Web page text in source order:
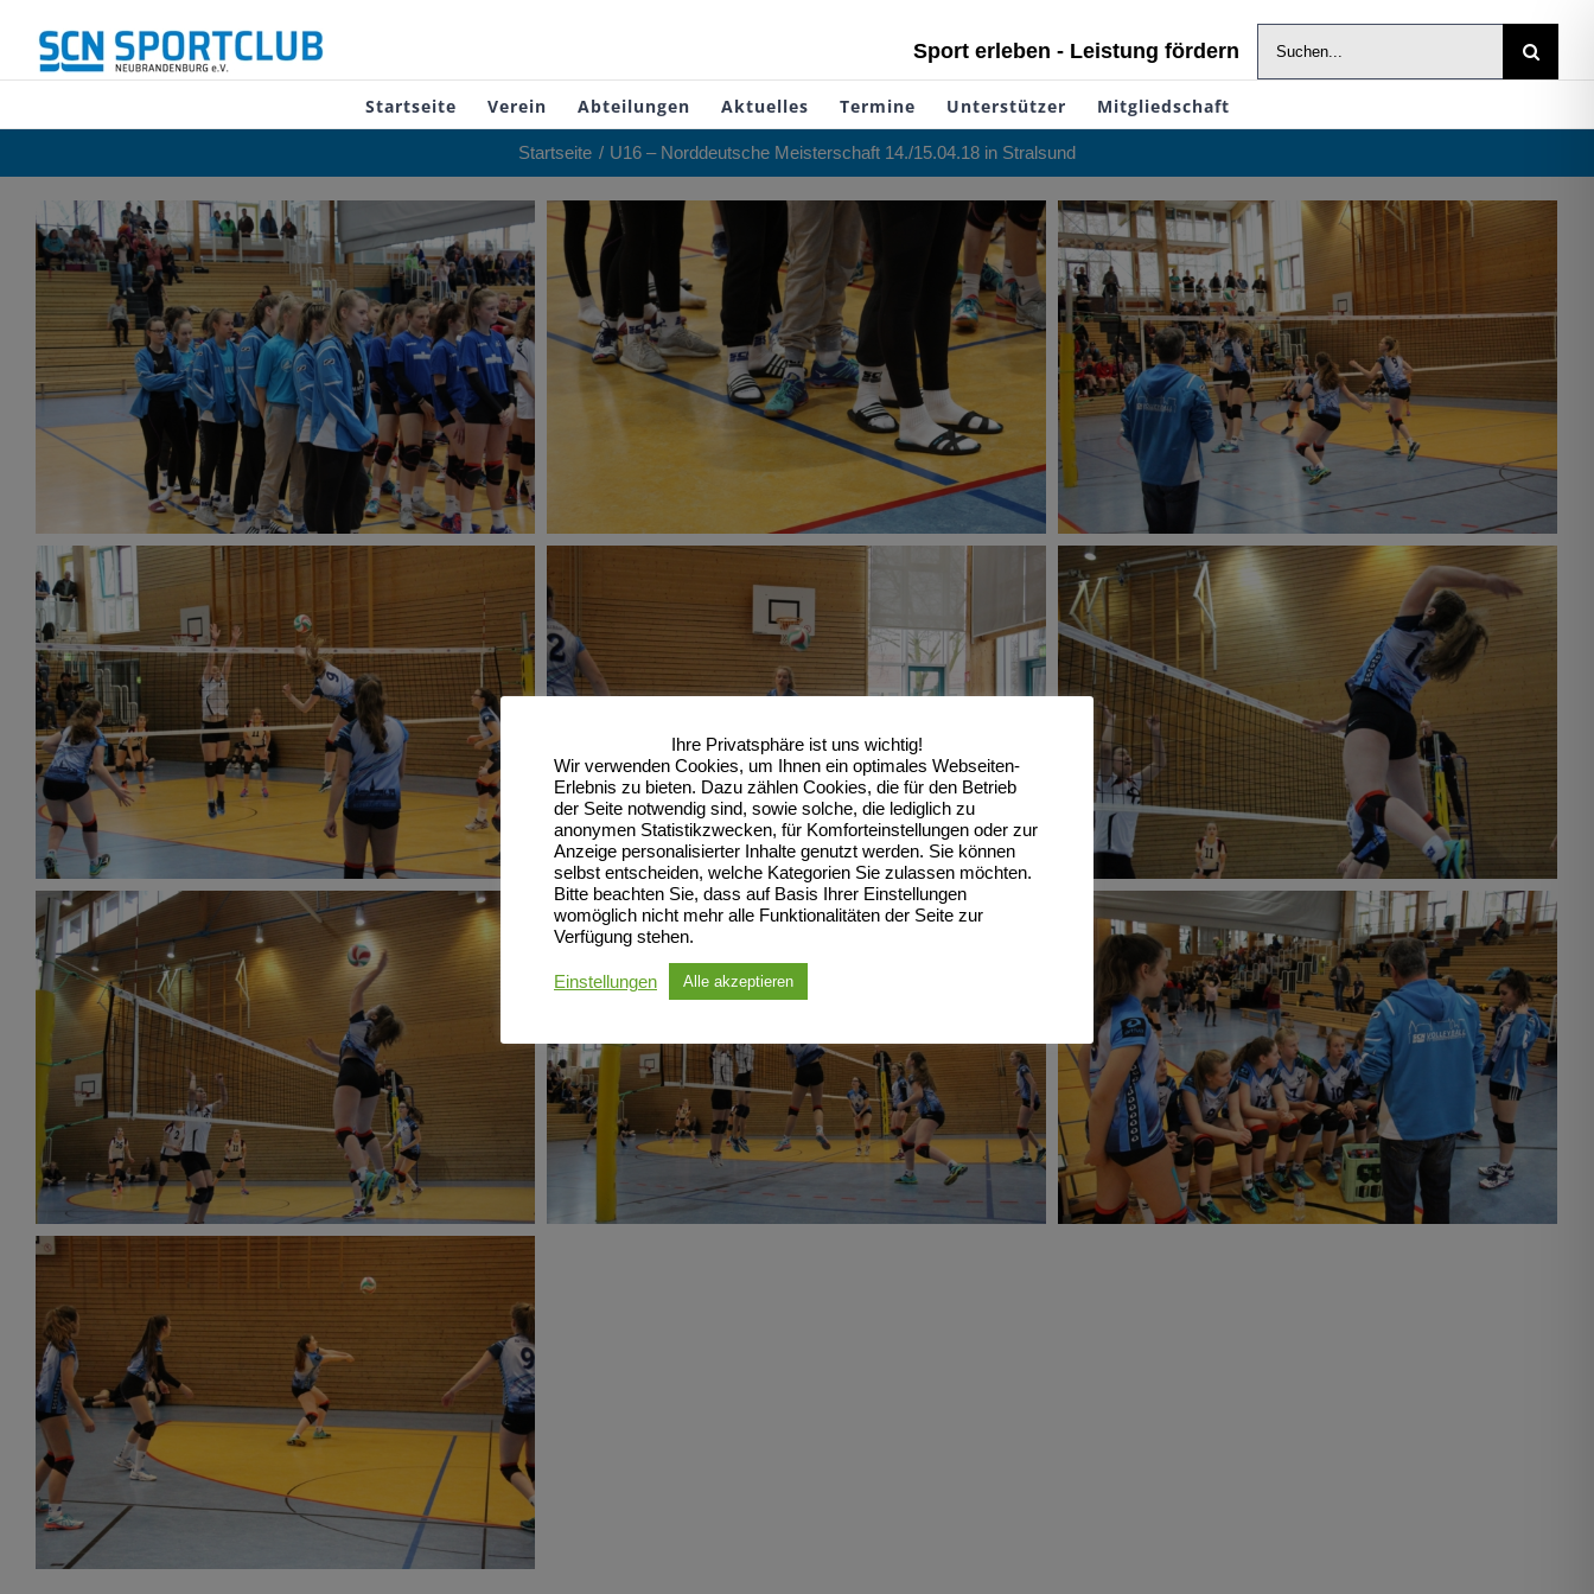
Inhalt
Sport erleben - Leistung fördern
Suche
nach:
Startseite Verein Abteilungen Aktuelles Termine Unterstützer Mitgliedschaft
Startseite U16 – Norddeutsche Meisterschaft 14./15.04.18 in Stralsund
Ihre Privatsphäre ist uns wichtig!
Wir verwenden Cookies, um Ihnen ein optimales Webseiten-
Erlebnis zu bieten. Dazu zählen Cookies, die für den Betrieb
der Seite notwendig sind, sowie solche, die lediglich zu
anonymen Statistikzwecken, für Komforteinstellungen oder zur
Anzeige personalisierter Inhalte genutzt werden. Sie können
selbst entscheiden, welche Kategorien Sie zulassen möchten.
Bitte beachten Sie, dass auf Basis Ihrer Einstellungen
womöglich nicht mehr alle Funktionalitäten der Seite zur
Verfügung stehen.
Einstellungen Alle akzeptieren